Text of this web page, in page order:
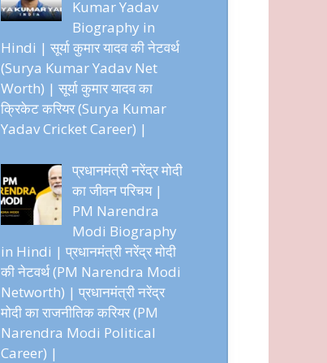
Kumar Yadav
Biography in
Hindi | सूर्या कुमार यादव की नेटवर्थ
(Surya Kumar Yadav Net
Worth) | सूर्या कुमार यादव का
क्रिकेट करियर (Surya Kumar
Yadav Cricket Career) |
प्रधानमंत्री नरेंद्र मोदी
का जीवन परिचय |
PM Narendra
Modi Biography
in Hindi | प्रधानमंत्री नरेंद्र मोदी
की नेटवर्थ (PM Narendra Modi
Networth) | प्रधानमंत्री नरेंद्र
मोदी का राजनीतिक करियर (PM
Narendra Modi Political
Career) |